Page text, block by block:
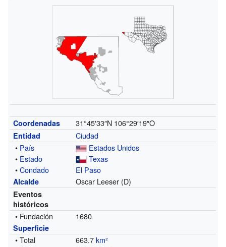
Coordenadas 31°45′33″N 106°29′19″O
Entidad
Ciudad
• País
Estados Unidos
• Estado
Texas
•Condado El Paso
Alcalde Oscar Leeser (D)
Eventos
históricos
• Fundación 1680
Superficie
• Total 663.7km²